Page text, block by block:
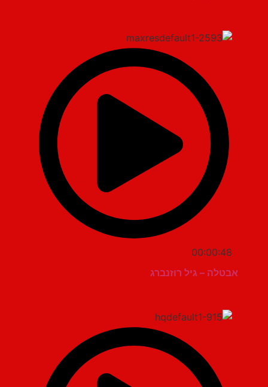
00:00:48
אבטלה – גיל רוזנברג